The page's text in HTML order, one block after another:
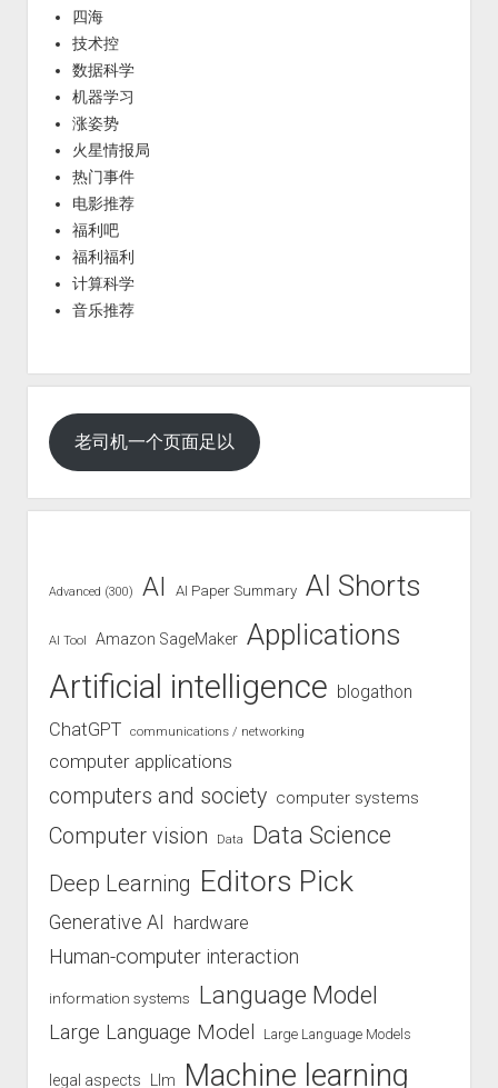
四海
技术控
数据科学
机器学习
涨姿势
火星情报局
热门事件
电影推荐
福利吧
福利福利
计算科学
音乐推荐
老司机一个页面足以
Advanced (300) AI AI Paper Summary AI Shorts
AI Tool Amazon SageMaker Applications
Artificial intelligence blogathon
ChatGPT communications / networking
computer applications
computers and society computer systems
Computer vision Data Data Science
Deep Learning Editors Pick
Generative AI hardware
Human-computer interaction
information systems Language Model
Large Language Model Large Language Models
legal aspects Llm Machine learning